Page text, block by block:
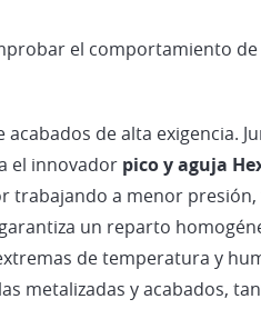
el comportamiento
de alta exigencia.
el innovador pico y aguja
a menor
un reparto
de temperatura y
y acabados,